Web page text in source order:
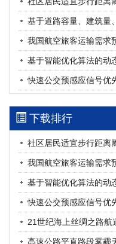
王元庆, 王皎, 刘圆圆, 于
2026, 12(3): 176-189.
9931.2026.03.014
摘要 (11) HTML(11)
西部陆海新通道氢走廊建
用
罗文格, 黄承锋, 关海长
2026, 12(3): 190-201.
9931.2026.03.015
摘要 (21) HTML(20)
交能融合背景下零碳货运
张海涛, 姚琛, 唐治豪, 谢
2026, 12(3): 202-216.
9931.2026.03.016
摘要 (18) HTML(16)
快速公交预感应信号优
下载排行
社区居民适宜步行距离
快速公交预感应信号优
21世纪海上丝绸之路航